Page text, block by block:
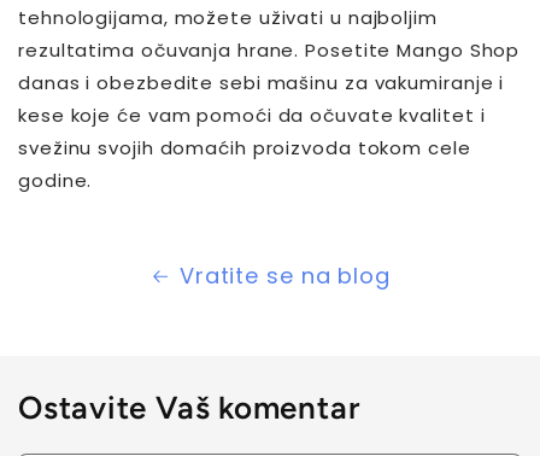
tehnologijama, možete uživati u najboljim
rezultatima očuvanja hrane. Posetite Mango Shop
danas i obezbedite sebi mašinu za vakumiranje i
kese koje će vam pomoći da očuvate kvalitet i
svežinu svojih domaćih proizvoda tokom cele
godine.
Vratite se na blog
Ostavite Vaš komentar